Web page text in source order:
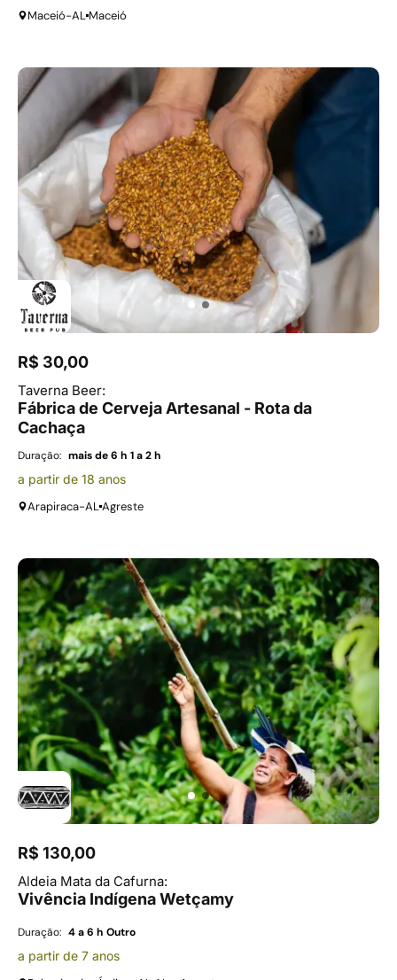
Maceió-AL Maceió
R$ 30,00
Taverna Beer:
Fábrica de Cerveja Artesanal - Rota da
Cachaça
Duração: mais de 6 h 1 a 2 h
a partir de 18 anos
Arapiraca-ALAgreste
R$ 130,00
Aldeia Mata da Cafurna:
Vivência Indígena Wetçamy
Duração: 4 a 6 h Outro
a partir de 7 anos